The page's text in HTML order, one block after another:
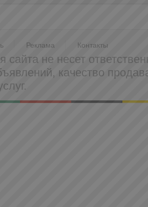
Реклама Контакты
сайта не несет
качество